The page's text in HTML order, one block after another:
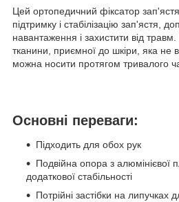
Цей ортопедичний фіксатор
підтримку і стабілізацію зап'ястя,
навантаження і захистити від
тканини, приємної до шкіри, яка не
можна носити протягом тривалого
Основні переваги:
Підходить для обох рук
Подвійна опора з алюмінієвої
додаткової стабільності
Потрійні застібки на липучках